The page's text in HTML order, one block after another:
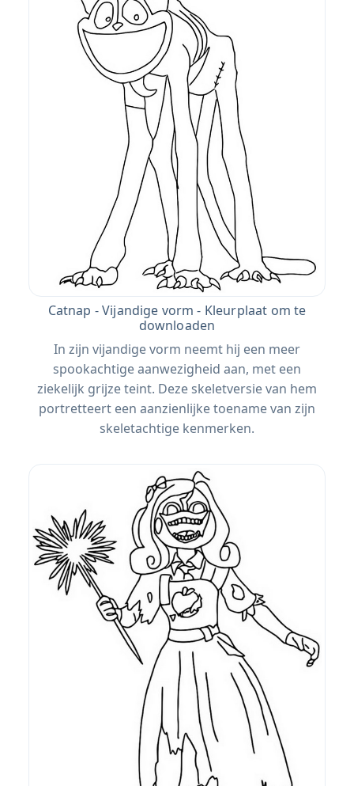
Catnap - Vijandige vorm - Kleurplaat om te
downloaden
In zijn vijandige vorm neemt hij een meer
spookachtige aanwezigheid aan, met een
ziekelijk grijze teint. Deze skeletversie van hem
portretteert een aanzienlijke toename van zijn
skeletachtige kenmerken.